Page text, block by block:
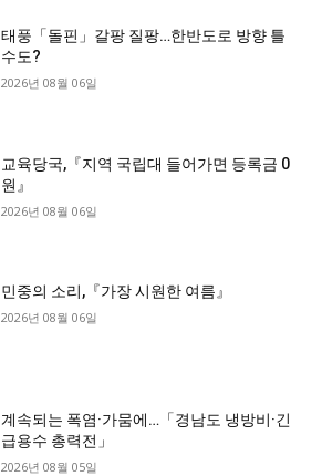
태풍「돌핀」갈팡 질팡…한반도로 방향 틀
수도?
2026년 08월 06일
교육당국,『지역 국립대 들어가면 등록금 0
원』
2026년 08월 06일
민중의 소리,『가장 시원한 여름』
2026년 08월 06일
계속되는 폭염·가뭄에…「경남도 냉방비·긴
급용수 총력전」
2026년 08월 05일